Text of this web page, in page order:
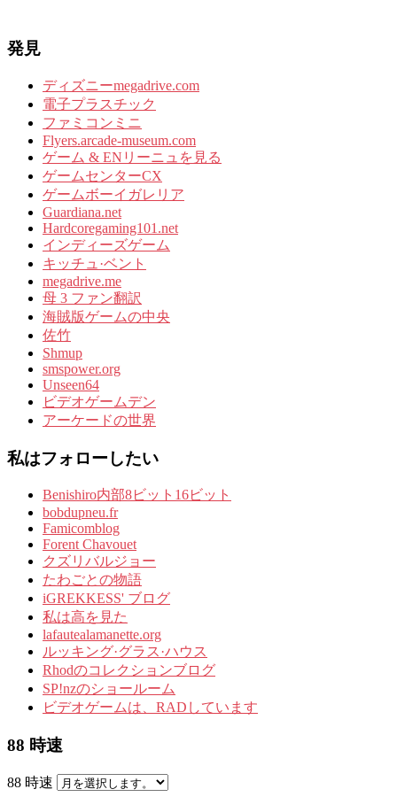
発見
ディズニーmegadrive.com
電子プラスチック
ファミコンミニ
Flyers.arcade-museum.com
ゲーム & ENリーニュを見る
ゲームセンターCX
ゲームボーイガレリア
Guardiana.net
Hardcoregaming101.net
インディーズゲーム
キッチュ·ベント
megadrive.me
母 3 ファン翻訳
海賊版ゲームの中央
佐竹
Shmup
smspower.org
Unseen64
ビデオゲームデン
アーケードの世界
私はフォローしたい
Benishiro内部8ビット16ビット
bobdupneu.fr
Famicomblog
Forent Chavouet
クズリバルジョー
たわごとの物語
iGREKKESS' ブログ
私は高を見た
lafautealamanette.org
ルッキング·グラス·ハウス
Rhodのコレクションブログ
SP!nzのショールーム
ビデオゲームは、RADしています
88 時速
88 時速